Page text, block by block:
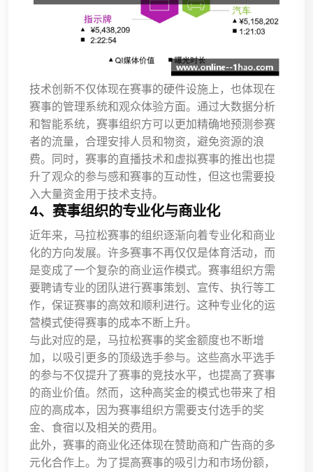
技术创新不仅体现在赛事的硬件设施上，也体现在
赛事的管理系统和观众体验方面。通过大数据分析
和智能系统，赛事组织方可以更加精确地预测参赛
者的流量，合理安排人员和物资，避免资源的浪
费。同时，赛事的直播技术和虚拟赛事的推出也提
升了观众的参与感和赛事的互动性，但这也需要投
入大量资金用于技术支持。
4、赛事组织的专业化与商业化
近年来，马拉松赛事的组织逐渐向着专业化和商业
化的方向发展。许多赛事不再仅仅是体育活动，而
是变成了一个复杂的商业运作模式。赛事组织方需
要聘请专业的团队进行赛事策划、宣传、执行等工
作，保证赛事的高效和顺利进行。这种专业化的运
营模式使得赛事的成本不断上升。
与此对应的是，马拉松赛事的奖金额度也不断增
加，以吸引更多的顶级选手参与。这些高水平选手
的参与不仅提升了赛事的竞技水平，也提高了赛事
的商业价值。然而，这种高奖金的模式也带来了相
应的高成本，因为赛事组织方需要支付选手的奖
金、食宿以及相关的费用。
此外，赛事的商业化还体现在赞助商和广告商的多
元化合作上。为了提高赛事的吸引力和市场份额，